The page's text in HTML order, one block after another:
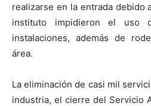
realizarse en la entrada debido
instituto impidieron el uso
instalaciones, además de
área.
La eliminación de casi mil
industria, el cierre del Servicio